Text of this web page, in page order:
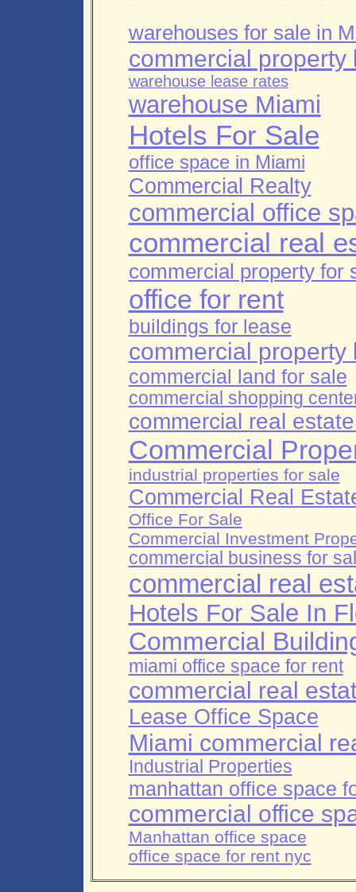
warehouses for sale in
commercial property
warehouse lease rates
warehouse Miami
Hotels For Sale
office space in Miami
Commercial Realty
commercial office
commercial real
commercial property for
office for rent
buildings for lease
commercial property
commercial land for sale
commercial shopping
commercial real
Commercial
industrial properties for sale
Commercial Real
Office For Sale
Commercial Investment
commercial business for
commercial real
Hotels For Sale In
Commercial
miami office space for rent
commercial real
Lease Office Space
Miami commercial
Industrial Properties
manhattan office space
commercial office
Manhattan office space
office space for rent nyc